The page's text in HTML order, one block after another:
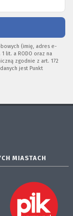
(imię, adres e-
lit. a RODO oraz na
zgodnie z art. 172
jest Punkt
MIASTACH